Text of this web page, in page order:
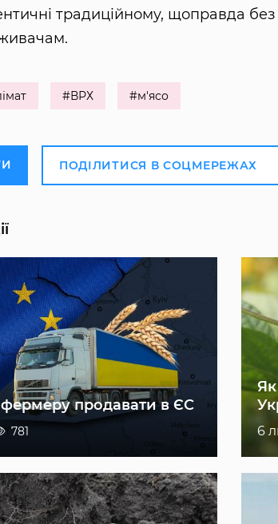
традиційному, щоправда
#ВРХ #м'ясо
ПОДІЛИТИСЯ В СОЦМЕРЕЖАХ
продавати в ЄС
781 6